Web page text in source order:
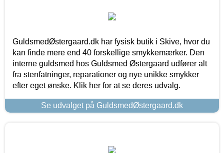
GuldsmedØstergaard.dk har fysisk butik i Skive, hvor du
kan finde mere end 40 forskellige smykkemærker. Den
interne guldsmed hos Guldsmed Østergaard udfører alt
fra stenfatninger, reparationer og nye unikke smykker
efter eget ønske. Klik her for at se deres udvalg.
Se udvalget på GuldsmedØstergaard.dk